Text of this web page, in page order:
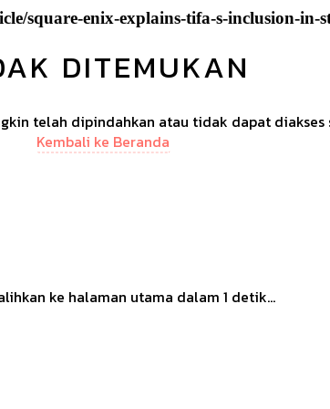
square-enix-explains-tifa-s-inclusion-in-
DITEMUKAN
telah dipindahkan atau tidak dapat diakses
Kembali ke Beranda
ke halaman utama dalam 1 detik...